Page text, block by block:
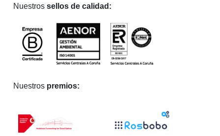
Nuestros sellos de calidad:
Nuestros premios: